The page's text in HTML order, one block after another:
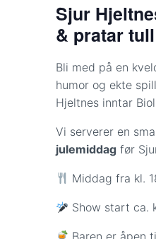
Sjur
& pratar tull
Bli med på en
humor og ekte
Hjeltnes inntar
Vi serverer en
julemiddagfør
Middag fra kl.
Show start ca.
Baren er åpen